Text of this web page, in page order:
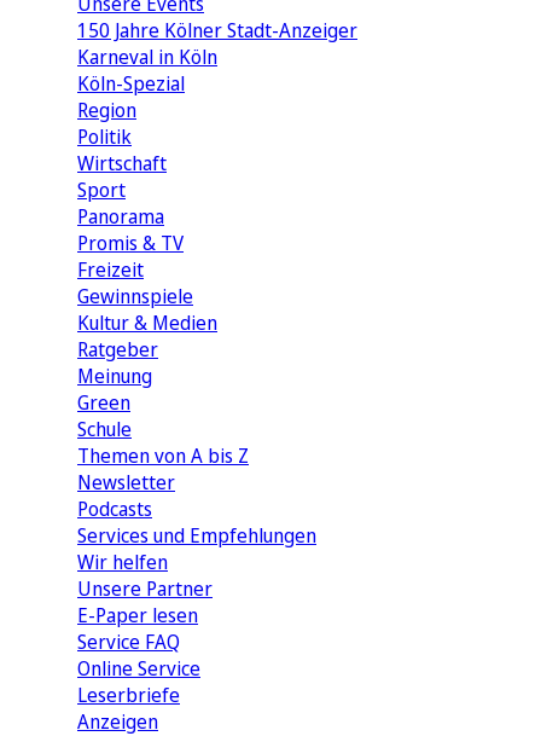
150 Jahre Kölner Stadt-Anzeiger
Karneval in Köln
Köln-Spezial
Region
Politik
Wirtschaft
Sport
Panorama
Promis & TV
Freizeit
Gewinnspiele
Kultur & Medien
Ratgeber
Meinung
Green
Schule
Themen von A bis Z
Newsletter
Podcasts
Services und Empfehlungen
Wir helfen
Unsere Partner
E-Paper lesen
Service FAQ
Online Service
Leserbriefe
Anzeigen